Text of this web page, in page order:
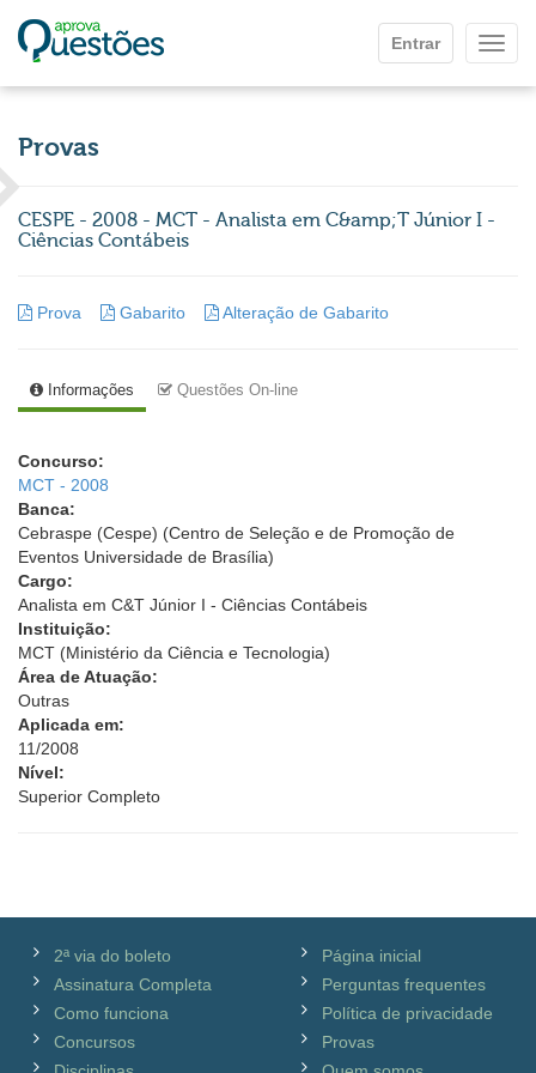
Entrar
Provas
CESPE - 2008 - MCT - Analista em C&amp;T Júnior I -
Ciências Contábeis
Prova Gabarito Alteração de Gabarito
Informações Questões On-line
Concurso:
MCT - 2008
Banca:
Cebraspe (Cespe) (Centro de Seleção e de Promoção de
Eventos Universidade de Brasília)
Cargo:
Analista em C&T Júnior I - Ciências Contábeis
Instituição:
MCT (Ministério da Ciência e Tecnologia)
Área de Atuação:
Outras
Aplicada em:
11/2008
Nível:
Superior Completo
2ª via do boleto
Assinatura Completa
Como funciona
Concursos
Página inicial
Perguntas frequentes
Política de privacidade
Provas